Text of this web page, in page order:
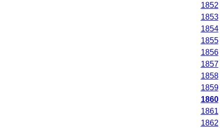
1852
1853
1854
1855
1856
1857
1858
1859
1860
1861
1862